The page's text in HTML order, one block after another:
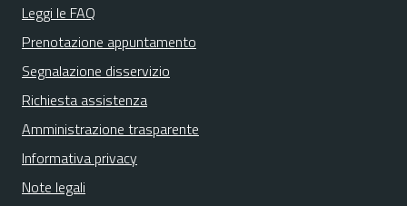
Leggi le FAQ
Prenotazione appuntamento
Segnalazione disservizio
Richiesta assistenza
Amministrazione trasparente
Informativa privacy
Note legali